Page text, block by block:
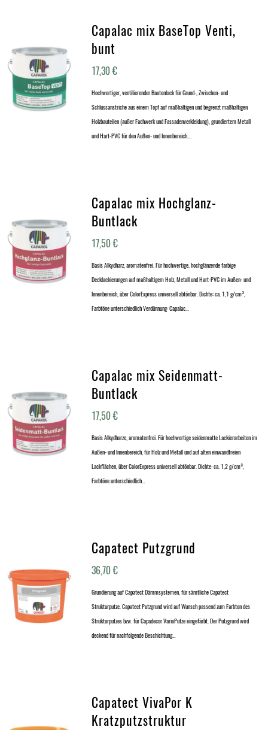
Capalac mix BaseTop Venti,
bunt
17,30€
Hochwertiger, ventilierender Bautenlack für Grund-, Zwischen- und
Schlussanstriche aus einem Topf auf maßhaltigen und begrenzt maßhaltigen
Holzbauteilen (außer Fachwerk und Fassadenverkleidung), grundiertem Metall
und Hart-PVC für den Außen- und Innenbereich.…
Capalac mix Hochglanz-
Buntlack
17,50€
Basis Alkydharz, aromatenfrei. Für hochwertige, hochglänzende farbige
Decklackierungen auf maßhaltigem Holz, Metall und Hart-PVC im Außen- und
Innenbereich, über ColorExpress universell abtönbar. Dichte: ca. 1,1 g/cm³,
Farbtöne unterschiedlich Verdünnung: Capalac…
Capalac mix Seidenmatt-
Buntlack
17,50€
Basis Alkydharze, aromatenfrei. Für hochwertige seidenmatte Lackierarbeiten im
Außen- und Innenbereich, für Holz und Metall und auf alten einwandfreien
Lackflächen, über ColorExpress universell abtönbar. Dichte: ca. 1,2 g/cm³,
Farbtöne unterschiedlich…
Capatect Putzgrund
36,70€
Grundierung auf Capatect Dämmsystemen, für sämtliche Capatect
Strukturputze. Capatect Putzgrund wird auf Wunsch passend zum Farbton des
Strukturputzes bzw. für Capadecor VarioPutze eingefärbt. Der Putzgrund wird
deckend für nachfolgende Beschichtung…
Capatect VivaPor K
Kratzputzstruktur